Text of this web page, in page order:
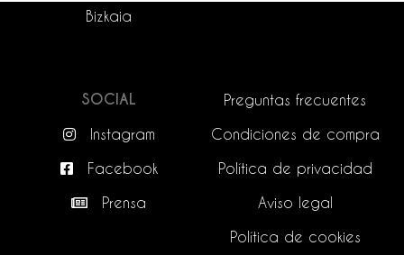
Bizkaia
SOCIAL
Instagram
Facebook
Prensa
Preguntas frecuentes
Condiciones de compra
Política de privacidad
Aviso legal
Política de cookies